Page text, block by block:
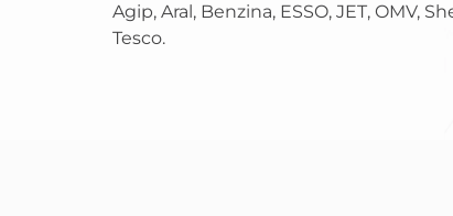
Agip, Aral, Benzina, ESSO, JET, OMV,
Tesco.